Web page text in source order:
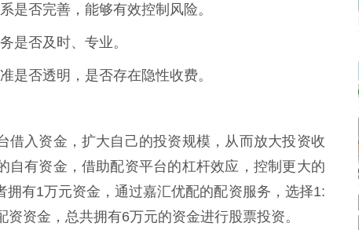
是否完善，能够有效控制风险。
是否及时、专业。
是否透明，是否存在隐性收费。
借入资金，扩大自己的投资规模，从而放大投资收
自有资金，借助配资平台的杠杆效应，控制更大的
有1万元资金，通过嘉汇优配的配资服务，选择1:
资金，总共拥有6万元的资金进行股票投资。